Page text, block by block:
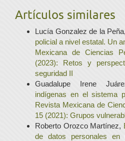
Artículos similares
Lucía Gonzalez de la Peña,
policial a nivel estatal. Un
Mexicana de Ciencias
(2023): Retos y
seguridad II
Guadalupe Irene
indígenas en el sistema
Revista Mexicana de
15 (2021): Grupos
Roberto Orozco Martínez,
de datos personales en